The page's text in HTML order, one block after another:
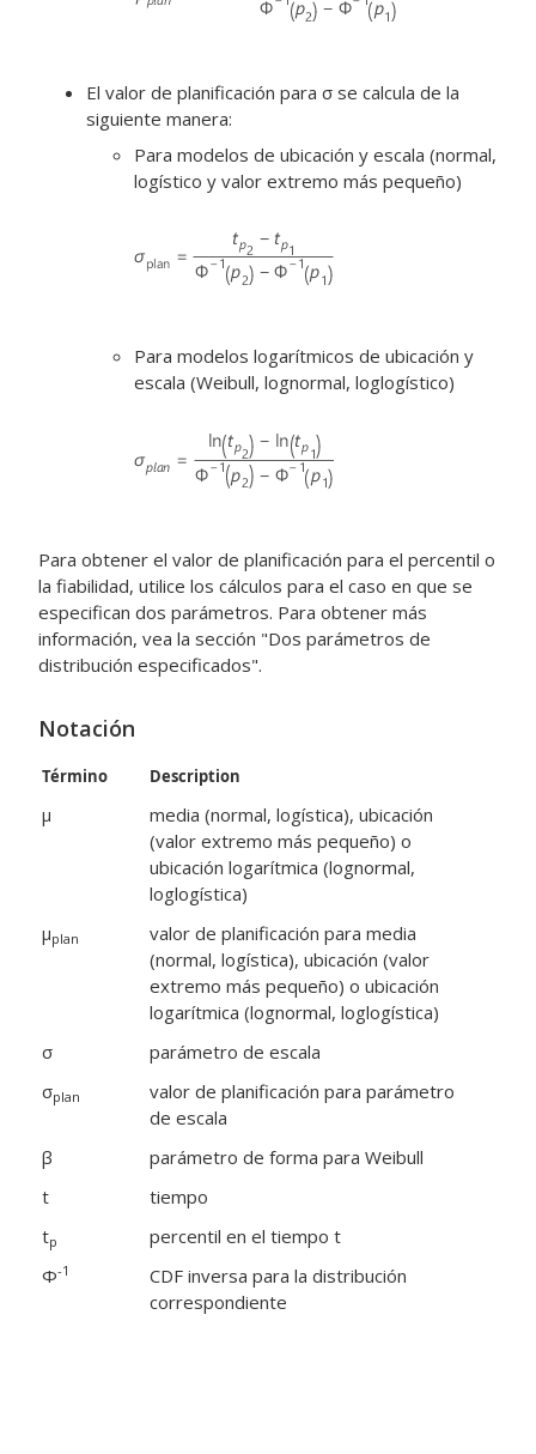
El valor de planificación para σ se calcula de la
siguiente manera:
Para modelos de ubicación y escala (normal,
logístico y valor extremo más pequeño)
Para modelos logarítmicos de ubicación y
escala (Weibull, lognormal, loglogístico)
Para obtener el valor de planificación para el percentil o
la fiabilidad, utilice los cálculos para el caso en que se
especifican dos parámetros. Para obtener más
información, vea la sección "Dos parámetros de
distribución especificados".
Notación
Término Description
μ
media (normal, logística), ubicación
(valor extremo más pequeño) o
ubicación logarítmica (lognormal,
loglogística)
μplan
valor de planificación para media
(normal, logística), ubicación (valor
extremo más pequeño) o ubicación
logarítmica (lognormal, loglogística)
σ
parámetro de escala
σplan
valor de planificación para parámetro
de escala
β
parámetro de forma para Weibull
t
tiempo
tp
percentil en el tiempo t
Φ-1
CDF inversa para la distribución
correspondiente